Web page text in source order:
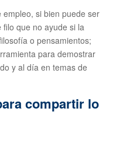
si bien puede ser
que no ayude si la
o pensamientos;
para demostrar
y al día en temas de
compartir lo